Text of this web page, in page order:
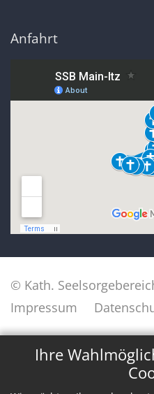
Ihre
Anfahrt
© Kath.
Impressum